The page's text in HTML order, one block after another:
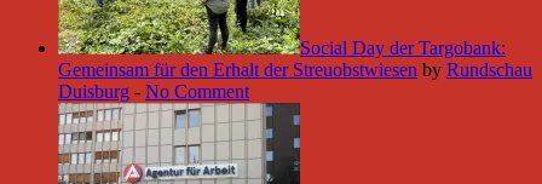
Social Day der Targobank:
Gemeinsam für den Erhalt der Streuobstwiesen by Rundschau
Duisburg - No Comment